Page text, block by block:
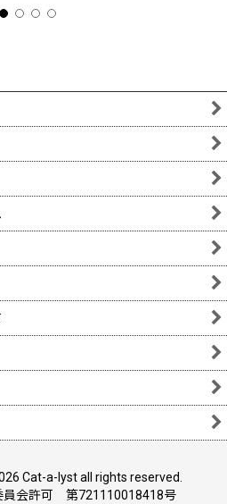
Cat-a-lyst all rights reserved.
会許可 第721110018418号